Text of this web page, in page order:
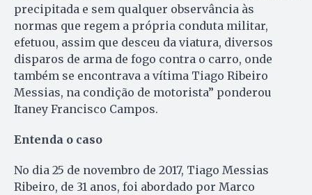
precipitada e sem qualquer observância às
normas que regem a própria conduta militar,
efetuou, assim que desceu da viatura, diversos
disparos de arma de fogo contra o carro, onde
também se encontrava a vítima Tiago Ribeiro
Messias, na condição de motorista” ponderou
Itaney Francisco Campos.
Entenda o caso
No dia 25 de novembro de 2017, Tiago Messias
Ribeiro, de 31 anos, foi abordado por Marco